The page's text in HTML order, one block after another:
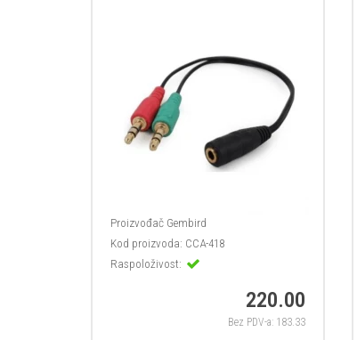
Proizvođač Gembird
Kod proizvoda: CCA-418
Raspoloživost:
220.00
Bez PDV-a: 183.33